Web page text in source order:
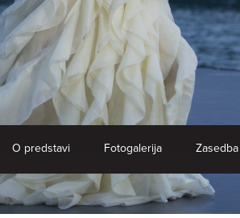
O predstavi Fotogalerija Zasedba